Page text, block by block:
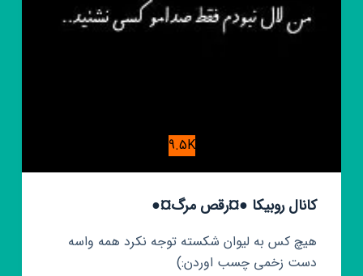
9.5K
کانال روبیکا ●¤رقص مرگ¤●
هیچ کس به لیوان شکسته توجه نکرد همه واسه
دست زخمی چسب اوردن:)